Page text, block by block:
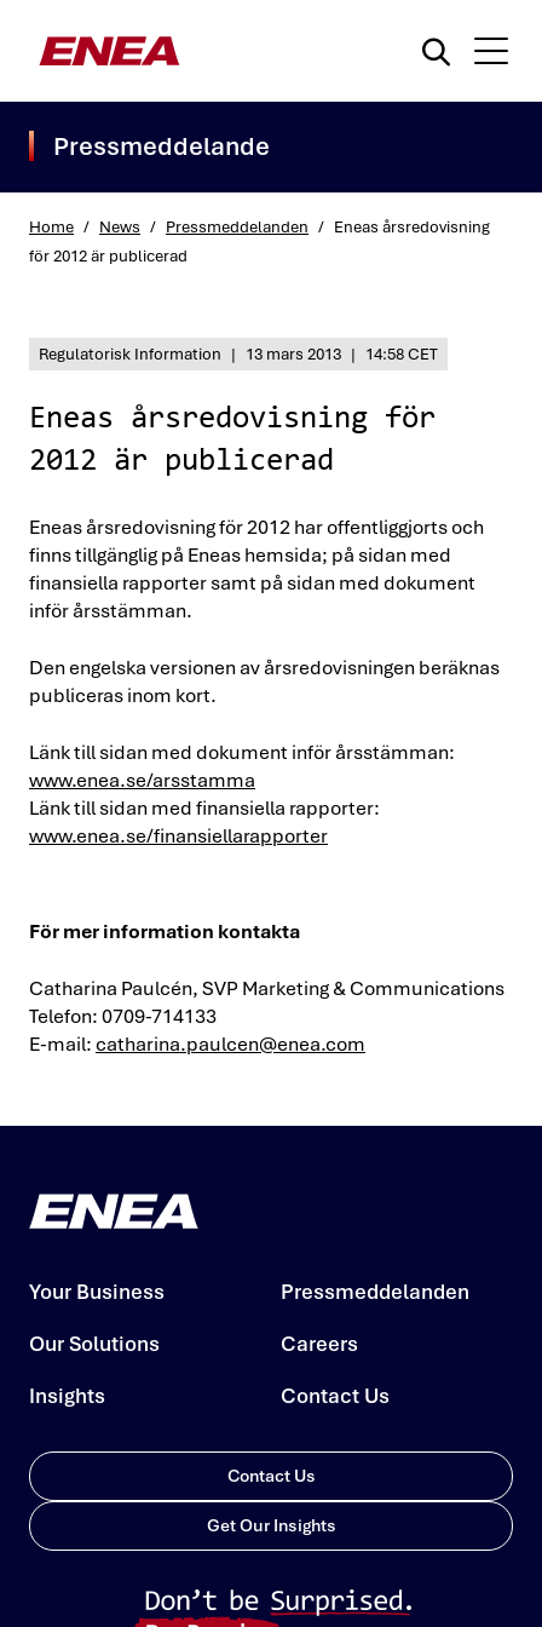
Pressmeddelande
Home / News / Pressmeddelanden / Eneas årsredovisning
för 2012 är publicerad
Regulatorisk Information | 13 mars 2013 | 14:58 CET
Eneas årsredovisning för
2012 är publicerad
Eneas årsredovisning för 2012 har offentliggjorts och
finns tillgänglig på Eneas hemsida; på sidan med
finansiella rapporter samt på sidan med dokument
inför årsstämman.
Den engelska versionen av årsredovisningen beräknas
publiceras inom kort.
Länk till sidan med dokument inför årsstämman:
www.enea.se/arsstamma
Länk till sidan med finansiella rapporter:
www.enea.se/finansiellarapporter
För mer information kontakta
Catharina Paulcén, SVP Marketing & Communications
Telefon: 0709-714133
E-mail: catharina.paulcen@enea.com
Your Business
Our Solutions
Insights
Pressmeddelanden
Careers
Contact Us
Contact Us
Get Our Insights